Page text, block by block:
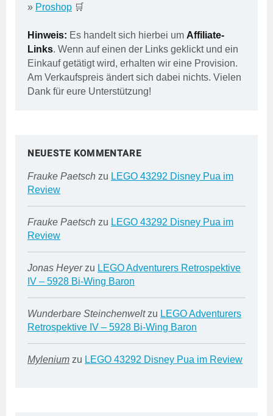
» Proshop 🛒
Hinweis: Es handelt sich hierbei um Affiliate-
Links. Wenn auf einen der Links geklickt und ein
Einkauf getätigt wird, erhalten wir eine Provision.
Am Verkaufspreis ändert sich dabei nichts. Vielen
Dank für eure Unterstützung!
NEUESTE KOMMENTARE
Frauke Paetsch zu LEGO 43292 Disney Pua im
Review
Frauke Paetsch zu LEGO 43292 Disney Pua im
Review
Jonas Heyerzu LEGO Adventurers Retrospektive
IV – 5928 Bi-Wing Baron
Wunderbare Steinchenweltzu LEGO Adventurers
Retrospektive IV – 5928 Bi-Wing Baron
Mylenium zu LEGO 43292 Disney Pua im Review